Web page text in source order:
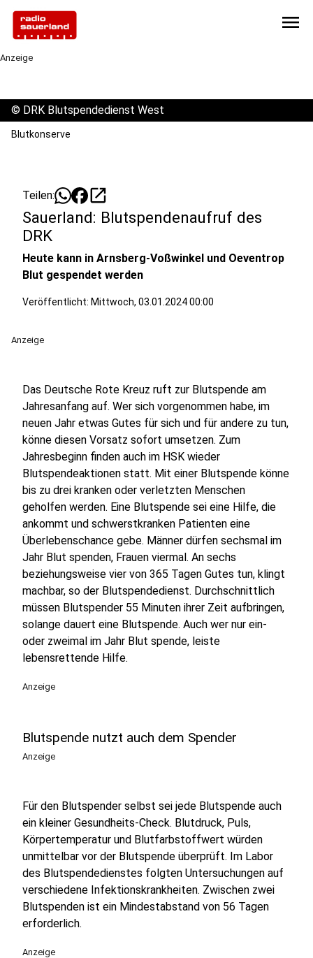
menu
Anzeige
© DRK Blutspendedienst West
Blutkonserve
Teilen: open_in_new
Sauerland: Blutspendenaufruf des
DRK
Heute kann in Arnsberg-Voßwinkel und Oeventrop
Blut gespendet werden
Veröffentlicht: Mittwoch, 03.01.2024 00:00
Anzeige
Das Deutsche Rote Kreuz ruft zur Blutspende am
Jahresanfang auf. Wer sich vorgenommen habe, im
neuen Jahr etwas Gutes für sich und für andere zu tun,
könne diesen Vorsatz sofort umsetzen. Zum
Jahresbeginn finden auch im HSK wieder
Blutspendeaktionen statt. Mit einer Blutspende könne
bis zu drei kranken oder verletzten Menschen
geholfen werden. Eine Blutspende sei eine Hilfe, die
ankommt und schwerstkranken Patienten eine
Überlebenschance gebe. Männer dürfen sechsmal im
Jahr Blut spenden, Frauen viermal. An sechs
beziehungsweise vier von 365 Tagen Gutes tun, klingt
machbar, so der Blutspendedienst. Durchschnittlich
müssen Blutspender 55 Minuten ihrer Zeit aufbringen,
solange dauert eine Blutspende. Auch wer nur ein-
oder zweimal im Jahr Blut spende, leiste
lebensrettende Hilfe.
Anzeige
Blutspende nutzt auch dem Spender
Anzeige
Für den Blutspender selbst sei jede Blutspende auch
ein kleiner Gesundheits-Check. Blutdruck, Puls,
Körpertemperatur und Blutfarbstoffwert würden
unmittelbar vor der Blutspende überprüft. Im Labor
des Blutspendedienstes folgten Untersuchungen auf
verschiedene Infektionskrankheiten. Zwischen zwei
Blutspenden ist ein Mindestabstand von 56 Tagen
erforderlich.
Anzeige